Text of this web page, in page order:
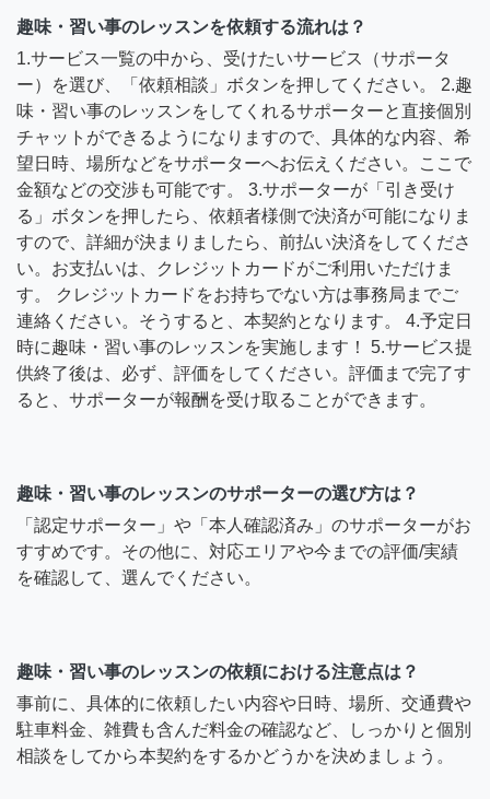
趣味・習い事のレッスンを依頼する流れは？
1.サービス一覧の中から、受けたいサービス（サポータ
ー）を選び、「依頼相談」ボタンを押してください。 2.趣
味・習い事のレッスンをしてくれるサポーターと直接個別
チャットができるようになりますので、具体的な内容、希
望日時、場所などをサポーターへお伝えください。ここで
金額などの交渉も可能です。 3.サポーターが「引き受け
る」ボタンを押したら、依頼者様側で決済が可能になりま
すので、詳細が決まりましたら、前払い決済をしてくださ
い。お支払いは、クレジットカードがご利用いただけま
す。 クレジットカードをお持ちでない方は事務局までご
連絡ください。そうすると、本契約となります。 4.予定日
時に趣味・習い事のレッスンを実施します！ 5.サービス提
供終了後は、必ず、評価をしてください。評価まで完了す
ると、サポーターが報酬を受け取ることができます。
趣味・習い事のレッスンのサポーターの選び方は？
「認定サポーター」や「本人確認済み」のサポーターがお
すすめです。その他に、対応エリアや今までの評価/実績
を確認して、選んでください。
趣味・習い事のレッスンの依頼における注意点は？
事前に、具体的に依頼したい内容や日時、場所、交通費や
駐車料金、雑費も含んだ料金の確認など、しっかりと個別
相談をしてから本契約をするかどうかを決めましょう。